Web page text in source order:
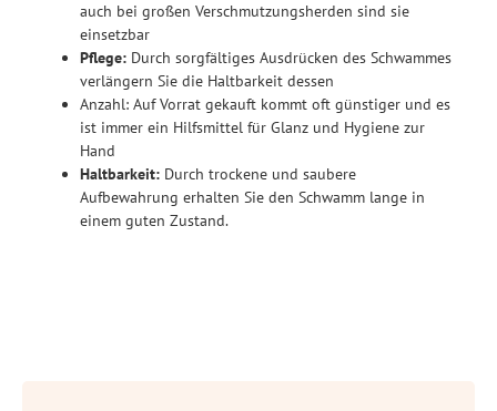
auch bei großen Verschmutzungsherden sind sie
einsetzbar
Pflege: Durch sorgfältiges Ausdrücken des Schwammes
verlängern Sie die Haltbarkeit dessen
Anzahl: Auf Vorrat gekauft kommt oft günstiger und es
ist immer ein Hilfsmittel für Glanz und Hygiene zur
Hand
Haltbarkeit: Durch trockene und saubere
Aufbewahrung erhalten Sie den Schwamm lange in
einem guten Zustand.